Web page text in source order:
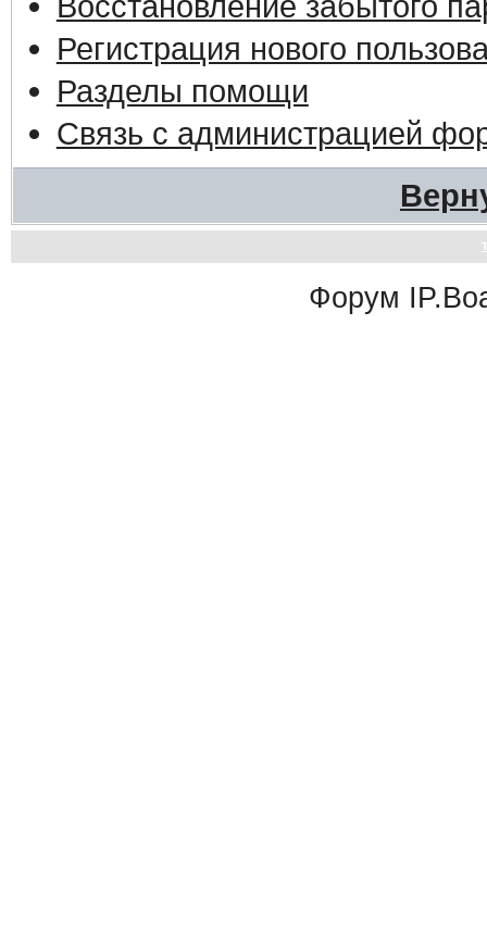
Регистрация нового
Разделы помощи
Связь с администрацией
Форум